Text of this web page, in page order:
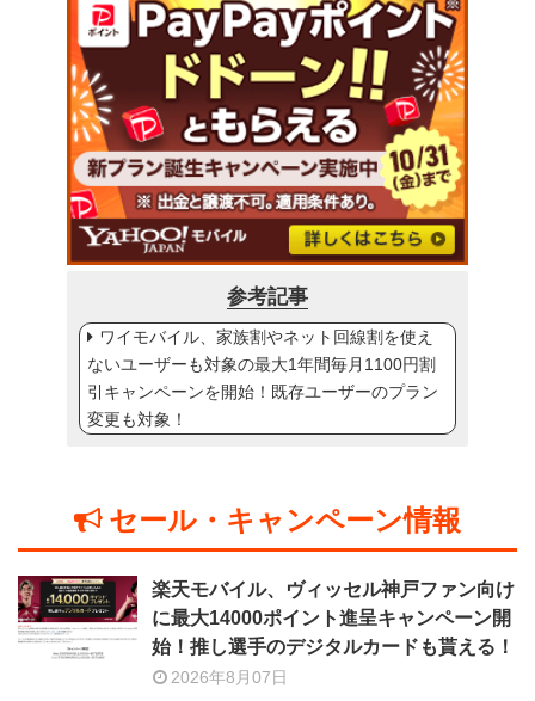
参考記事
ワイモバイル、家族割やネット回線割を使え
ないユーザーも対象の最大1年間毎月1100円割
引キャンペーンを開始！既存ユーザーのプラン
変更も対象！
セール・キャンペーン情報
楽天モバイル、ヴィッセル神戸ファン向け
に最大14000ポイント進呈キャンペーン開
始！推し選手のデジタルカードも貰える！
2026年8月07日